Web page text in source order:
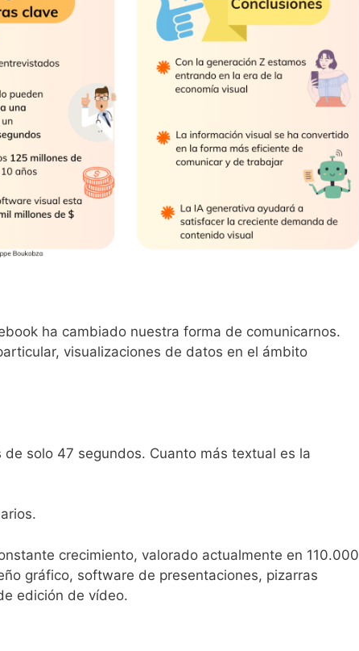
ha cambiado nuestra forma de comunicarnos.
visualizaciones de datos en el ámbito
solo 47 segundos. Cuanto más textual es la
crecimiento, valorado actualmente en 110.000
gráfico, software de presentaciones, pizarras
edición de vídeo.